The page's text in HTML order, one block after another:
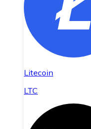
Litecoin
LTC